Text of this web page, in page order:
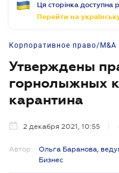
Ця сторінка доступна
Перейти на
Корпоративное право/M&A
Утверждены
горнолыжных
карантина
2 декабря 2021, 10:55
Автор:
Ольга Баранова,
Бизнес